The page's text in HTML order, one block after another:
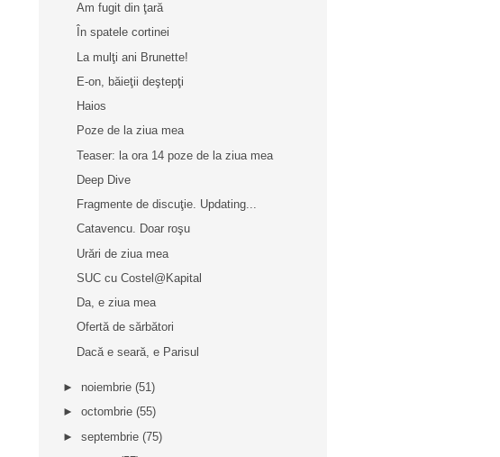
Am fugit din ţară
În spatele cortinei
La mulţi ani Brunette!
E-on, băieţii deştepţi
Haios
Poze de la ziua mea
Teaser: la ora 14 poze de la ziua mea
Deep Dive
Fragmente de discuţie. Updating...
Catavencu. Doar roşu
Urări de ziua mea
SUC cu Costel@Kapital
Da, e ziua mea
Ofertă de sărbători
Dacă e seară, e Parisul
► noiembrie (51)
► octombrie (55)
► septembrie (75)